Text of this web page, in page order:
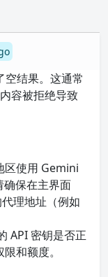
结果。这通常
容被拒绝导致
区使用 Gemini
确保在主界面
理地址（例如
API 密钥是否正
和额度。